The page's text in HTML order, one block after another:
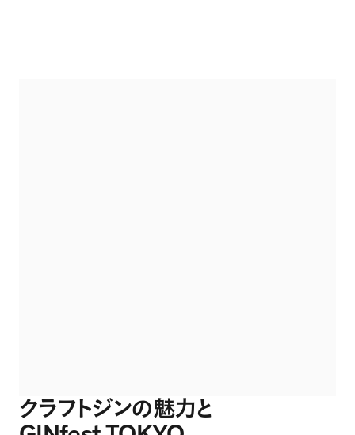
クラフトジンの魅力と